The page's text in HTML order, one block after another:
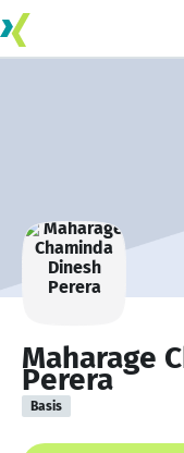
Maharage
Perera
Basis